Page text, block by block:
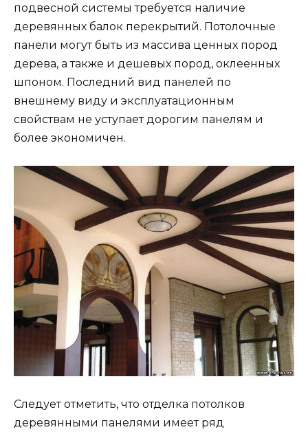
подвесной системы требуется наличие
деревянных балок перекрытий. Потолочные
панели могут быть из массива ценных пород
дерева, а также и дешевых пород, оклеенных
шпоном. Последний вид панелей по
внешнему виду и эксплуатационным
свойствам не уступает дорогим панелям и
более экономичен.
Следует отметить, что отделка потолков
деревянными панелями имеет ряд